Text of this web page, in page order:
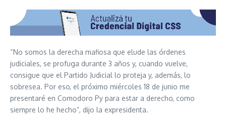
“No somos la derecha mafiosa que elude las órdenes
judiciales, se profuga durante 3 años y, cuando vuelve,
consigue que el Partido Judicial lo proteja y, además, lo
sobresea. Por eso, el próximo miércoles 18 de junio me
presentaré en Comodoro Py para estar a derecho, como
siempre lo he hecho”, dijo la expresidenta.